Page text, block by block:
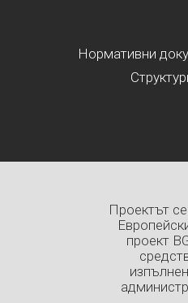
Нормативни
Проектът
проект